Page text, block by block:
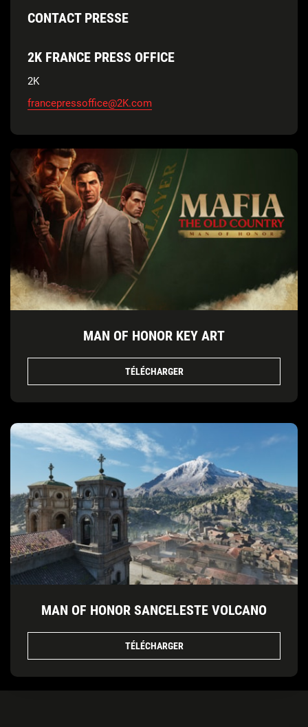
CONTACT PRESSE
2K FRANCE PRESS OFFICE
2K
francepressoffice@2K.com
MAN OF HONOR KEY ART
TÉLÉCHARGER
MAN OF HONOR SANCELESTE VOLCANO
TÉLÉCHARGER